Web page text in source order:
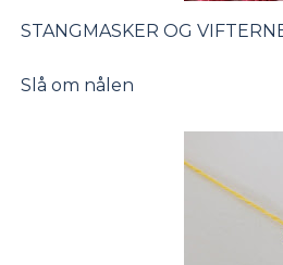
STANGMASKER OG
Slå om nålen